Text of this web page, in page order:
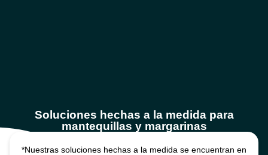
Soluciones hechas a la medida para
mantequillas y margarinas
*Nuestras soluciones hechas a la medida se encuentran en